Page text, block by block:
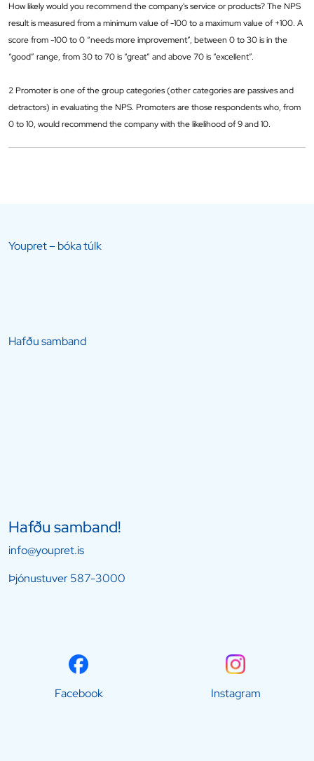
How likely would you recommend the company's service or products? The NPS
result is measured from a minimum value of -100 to a maximum value of +100. A
score from -100 to 0 “needs more improvement”, between 0 to 30 is in the
“good” range, from 30 to 70 is “great” and above 70 is “excellent”.
2 Promoter is one of the group categories (other categories are passives and
detractors) in evaluating the NPS. Promoters are those respondents who, from
0 to 10, would recommend the company with the likelihood of 9 and 10.
Youpret – bóka túlk
Hafðu samband
Hafðu samband!
info@youpret.is
Þjónustuver587-3000
Facebook Instagram